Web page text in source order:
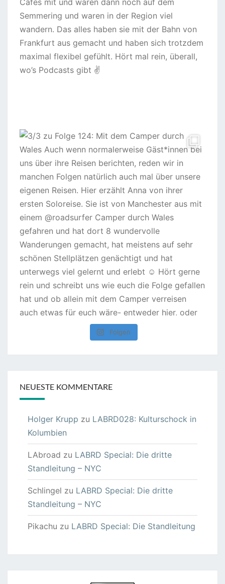
Folgen
NEUESTE KOMMENTARE
Holger Krupp zu LABRD028: Kulturschock in
Kolumbien
LAbroad zu LABRD Special: Die dritte
Standleitung – NYC
Schlingel zu LABRD Special: Die dritte
Standleitung – NYC
Pikachu zu LABRD Special: Die Standleitung